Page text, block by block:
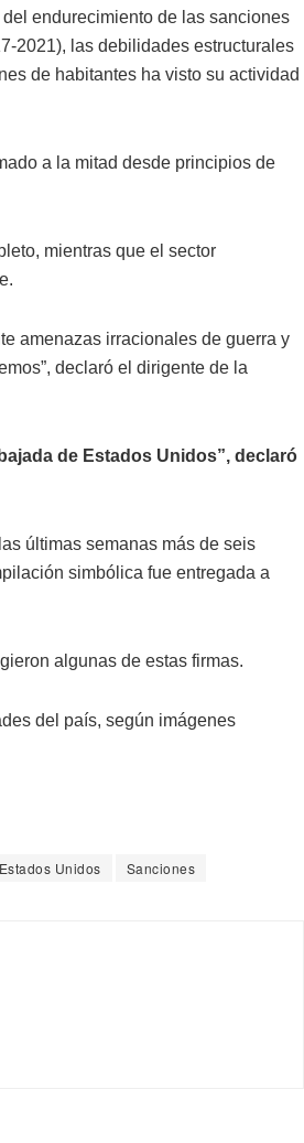
endurecimiento de las sanciones
2021), las debilidades estructurales
de habitantes ha visto su actividad
a la mitad desde principios de
mientras que el sector
amenazas irracionales de guerra y
declaró el dirigente de la
de Estados Unidos”, declaró
últimas semanas más de seis
simbólica fue entregada a
algunas de estas firmas.
del país, según imágenes
Estados Unidos Sanciones